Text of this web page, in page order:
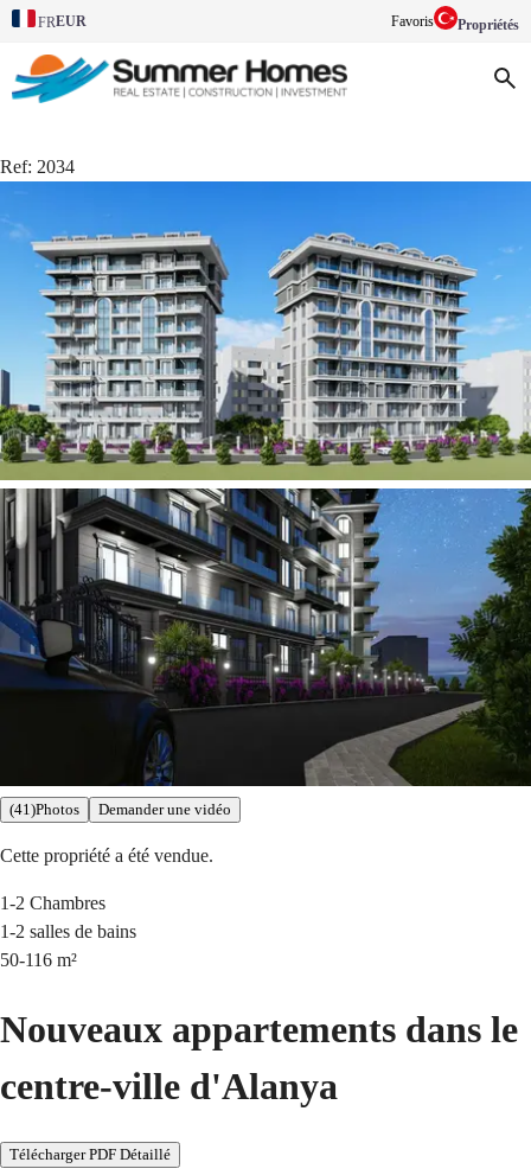
FREUR Favoris Propriétés
Ref: 2034
(41)Photos Demander une vidéo
Cette propriété a été vendue.
1-2 Chambres
1-2 salles de bains
50-116 m²
Nouveaux appartements dans le
centre-ville d'Alanya
Télécharger PDF Détaillé